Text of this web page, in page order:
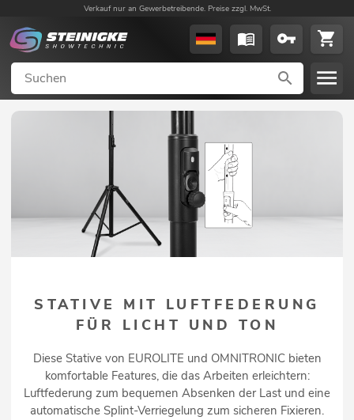
Verkauf nur an Gewerbetreibende. Preise zzgl. MwSt.
STATIVE MIT LUFTFEDERUNG
FÜR LICHT UND TON
Diese Stative von EUROLITE und OMNITRONIC bieten
komfortable Features, die das Arbeiten erleichtern:
Luftfederung zum bequemen Absenken der Last und eine
automatische Splint-Verriegelung zum sicheren Fixieren.